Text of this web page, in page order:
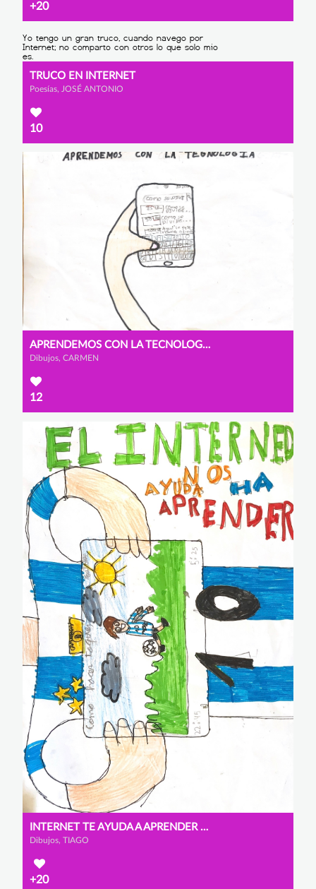
+20
TRUCO EN INTERNET
Poesías, JOSÉ ANTONIO
10
APRENDEMOS CON LA TECNOLOGÍA
Dibujos, CARMEN
12
INTERNET TE AYUDA A APRENDER NUEVAS COSAS
Dibujos, TIAGO
+20